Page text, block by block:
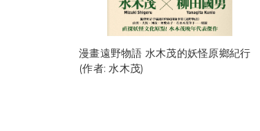
漫畫遠野物語 水木茂的妖怪原鄉紀行
(作者: 水木茂)